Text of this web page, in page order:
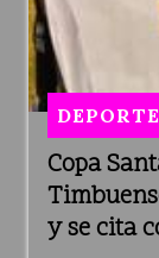
Copa
y se cita